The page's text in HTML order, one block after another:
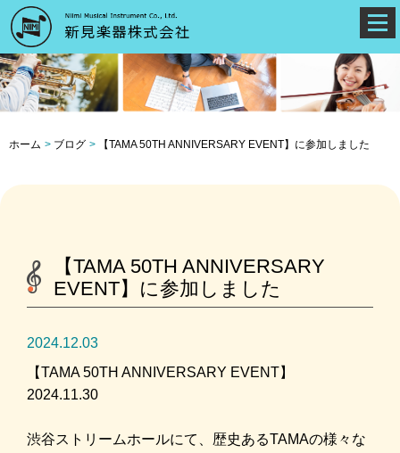
ホーム ブログ 【TAMA 50TH ANNIVERSARY EVENT】に参加しました
【TAMA 50TH ANNIVERSARY
EVENT】に参加しました
2024.12.03
【TAMA 50TH ANNIVERSARY EVENT】
2024.11.30
渋谷ストリームホールにて、歴史あるTAMAの様々な